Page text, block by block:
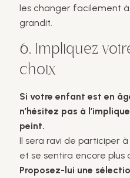
les changer facilement
grandit.
6. Impliquez
choix
Si votre enfant est en
n’hésitez pas à
peint.
Il sera ravi de participer
et se sentira encore plus
Proposez-lui une